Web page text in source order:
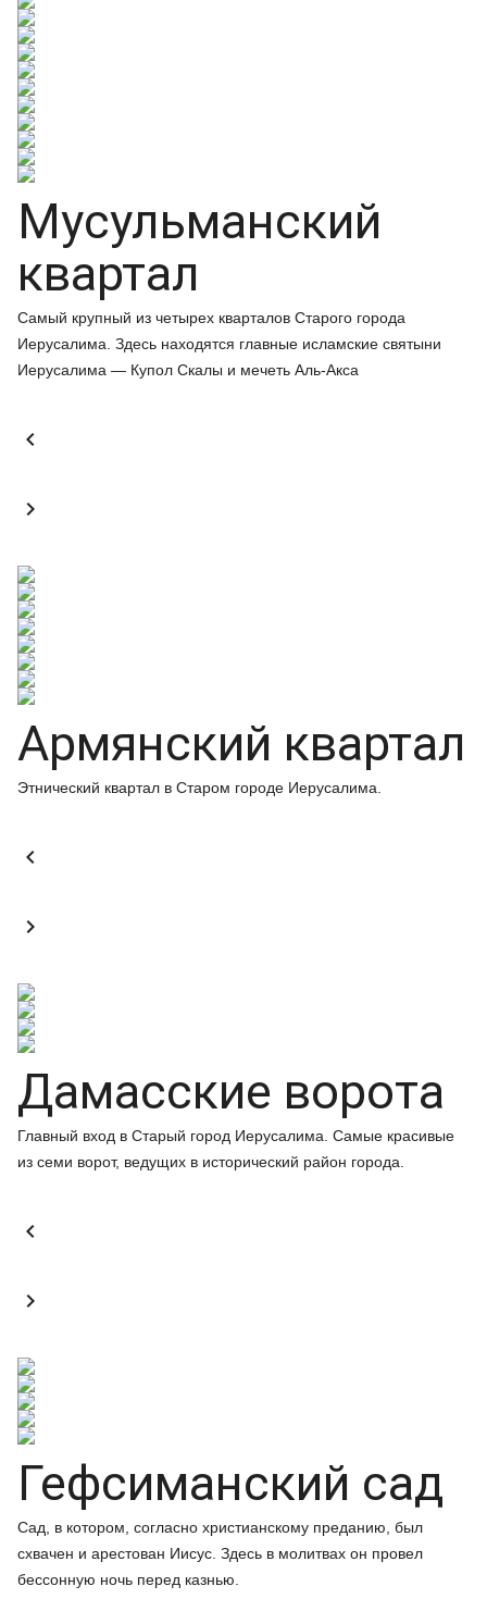
Мусульманский
квартал
Самый крупный из четырех кварталов Старого города
Иерусалима. Здесь находятся главные исламские святыни
Иерусалима — Купол Скалы и мечеть Аль-Акса


Армянский квартал
Этнический квартал в Старом городе Иерусалима.


Дамасские ворота
Главный вход в Старый город Иерусалима. Самые красивые
из семи ворот, ведущих в исторический район города.


Гефсиманский сад
Сад, в котором, согласно христианскому преданию, был
схвачен и арестован Иисус. Здесь в молитвах он провел
бессонную ночь перед казнью.